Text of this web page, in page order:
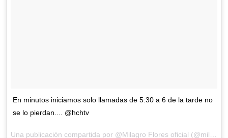
En minutos iniciamos solo llamadas de 5:30 a 6 de la tarde no
se lo pierdan.... @hchtv